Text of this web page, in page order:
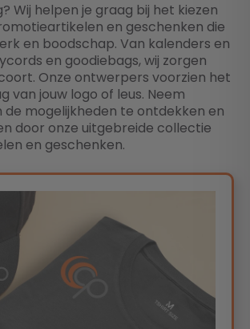
Wij helpen je graag bij het kiezen
en geschenken die
en boodschap. Van kalenders en
en goodiebags, wij zorgen
Onze ontwerpers voorzien het
van jouw logo of leus. Neem
mogelijkheden te ontdekken en
door onze uitgebreide collectie
en geschenken.